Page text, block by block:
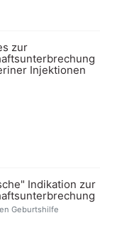
zur
Injektionen
Indikation zur
Geburtshilfe